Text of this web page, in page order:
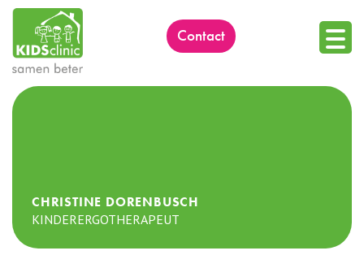
Skip
content
contact
CHRISTINE DORENBUSCH
KINDERERGOTHERAPEUT